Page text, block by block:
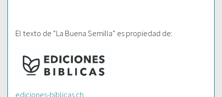
El texto de “La Buena Semilla” es propiedad de:
ediciones-biblicas.ch